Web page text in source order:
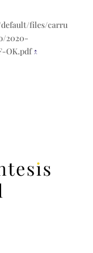
files/carru
2020-
OK.pdf↑